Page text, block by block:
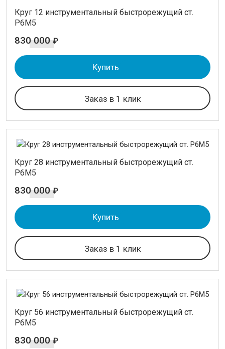
Круг 12 инструментальный быстрорежущий ст.
Р6М5
830 000 ₽
Купить
Заказ в 1 клик
Круг 28 инструментальный быстрорежущий ст.
Р6М5
830 000 ₽
Купить
Заказ в 1 клик
Круг 56 инструментальный быстрорежущий ст.
Р6М5
830 000 ₽